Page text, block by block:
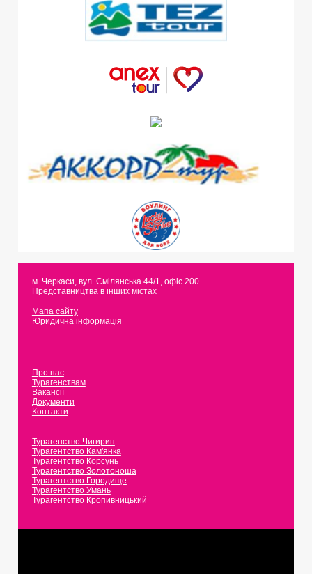
м. Черкаси вул. Смілянська 44/1, офіс 200
Представництва в інших містах
Мапа сайту
Юридична інформація
Про нас
Турагенствам
Вакансії
Документи
Контакти
Турагенство Чигирин
Турагентство Кам'янка
Турагентство Корсунь
Турагентство Золотоноша
Турагентство Городище
Турагентство Умань
Турагентство Кропивницький